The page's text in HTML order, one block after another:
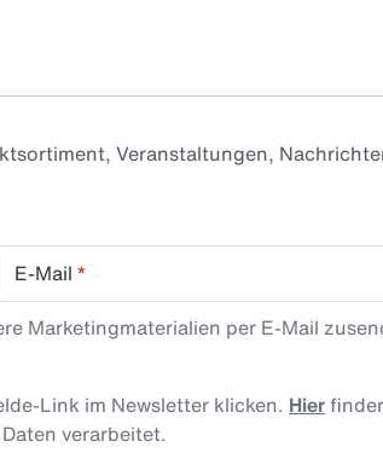
Veranstaltungen,
E-Mail *
Marketingmaterialien per E-Mail
Link im Newsletter klicken. Hier
verarbeitet.